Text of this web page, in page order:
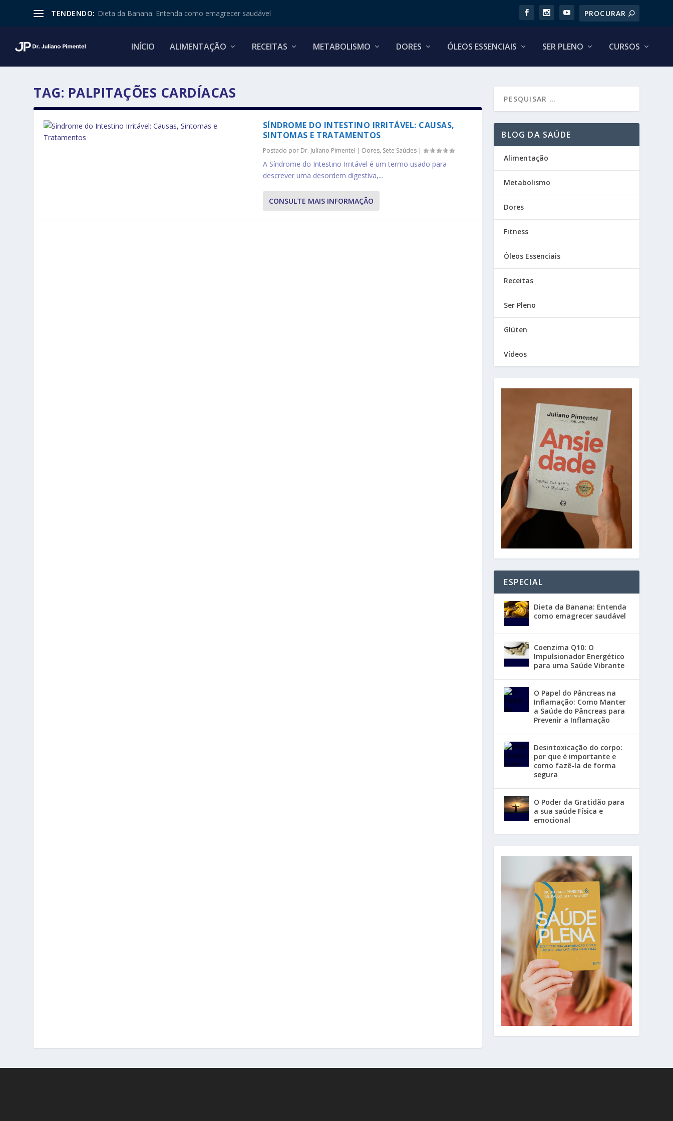
TENDENDO: Dieta da Banana: Entenda como emagrecer saudável
INÍCIO ALIMENTAÇÃO RECEITAS METABOLISMO DORES ÓLEOS ESSENCIAIS SER PLENO CURSOS
TAG: PALPITAÇÕES CARDÍACAS
SÍNDROME DO INTESTINO IRRITÁVEL: CAUSAS,
SINTOMAS E TRATAMENTOS
Postado por Dr. Juliano Pimentel | Dores, Sete Saúdes|
A Síndrome do Intestino Irritável é um termo usado para
descrever uma desordem digestiva,...
CONSULTE MAIS INFORMAÇÃO
BLOG DA SAÚDE
Alimentação
Metabolismo
Dores
Fitness
Óleos Essenciais
Receitas
Ser Pleno
Glúten
Vídeos
ESPECIAL
Dieta da Banana: Entenda
como emagrecer saudável
Coenzima Q10: O
Impulsionador Energético
para uma Saúde Vibrante
O Papel do Pâncreas na
Inflamação: Como Manter
a Saúde do Pâncreas para
Prevenir a Inflamação
Desintoxicação do corpo:
por que é importante e
como fazê-la de forma
segura
O Poder da Gratidão para
a sua saúde Física e
emocional